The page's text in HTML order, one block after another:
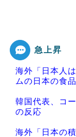
急上昇
海外「日本人
ムの日本の食
韓国代表、コ
の反応
海外「日本の